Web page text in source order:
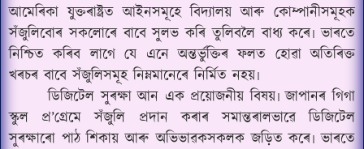
আমেৰিকা যুক্তৰাষ্ট্ৰত আইনসমূহে বিদ্যালয় আৰু কোম্পানীসমূহক
সঁজুলিবোৰ সকলোৰে বাবে সুলভ কৰি তুলিবলৈ বাধ্য কৰে৷ ভাৰতে
নিশ্চিত কৰিব লাগে যে এনে অন্তৰ্ভুক্তিৰ ফলত হোৱা অতিৰিক্ত
খৰচৰ বাবে সঁজুলিসমূহ নিম্নমানেৰে নিৰ্মিত নহয়৷
ডিজিটেল সুৰক্ষা আন এক প্ৰয়োজনীয় বিষয়৷ জাপানৰ গিগা
স্কুল প্ৰ’গ্ৰেমে সঁজুলি প্ৰদান কৰাৰ সমান্তৰালভাৱে ডিজিটেল
সুৰক্ষাৰো পাঠ শিকায় আৰু অভিভাৱকসকলক জড়িত কৰে৷ ভাৰতে